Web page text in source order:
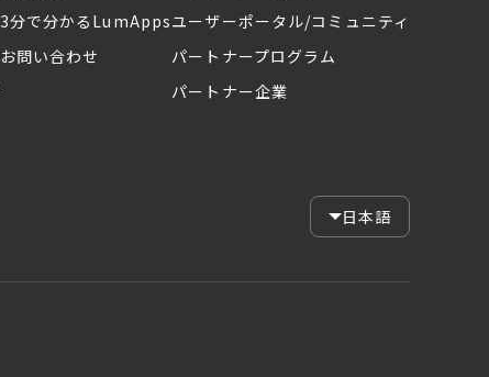
3分で分かるLumApps
お問い合わせ
ユーザーポータル/コミュニティ
パートナープログラム
パートナー企業
日本語